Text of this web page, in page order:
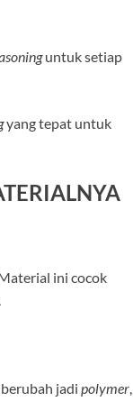
untuk setiap
yang tepat untuk
ini cocok
jadi polymer